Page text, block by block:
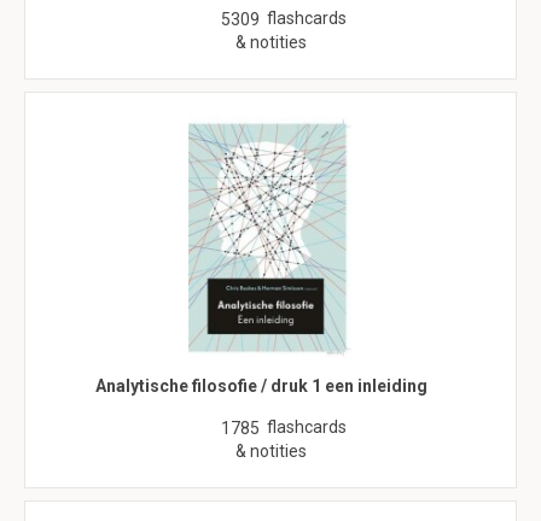
5309 flashcards
& notities
Analytische filosofie / druk 1 een inleiding
1785 flashcards
& notities